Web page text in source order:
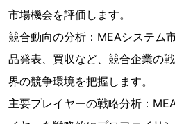
市場機会を評価します。
競合動向の分析：MEAシステム
品発表、買収など、競合企業の
界の競争環境を把握します。
主要プレイヤーの戦略分析：